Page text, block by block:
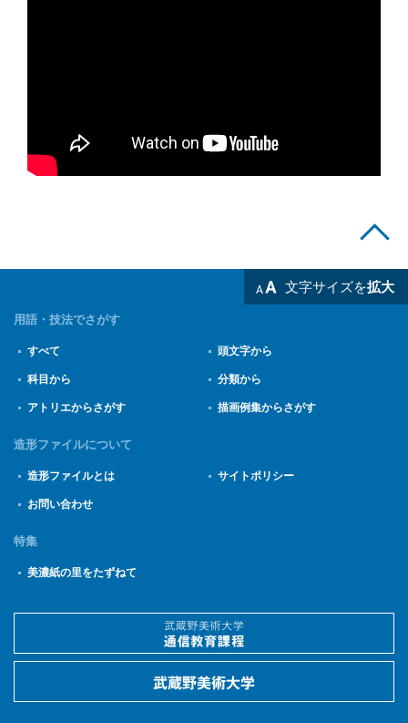
文字サイズを拡大
用語・技法でさがす
すべて 頭文字から
科目から 分類から
アトリエからさがす 描画例集からさがす
造形ファイルについて
造形ファイルとは サイトポリシー
お問い合わせ
特集
美濃紙の里をたずねて